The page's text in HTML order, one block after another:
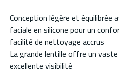
Conception légère et équilibrée
faciale en silicone pour un
facilité de nettoyage accrus
La grande lentille offre un
excellente visibilité